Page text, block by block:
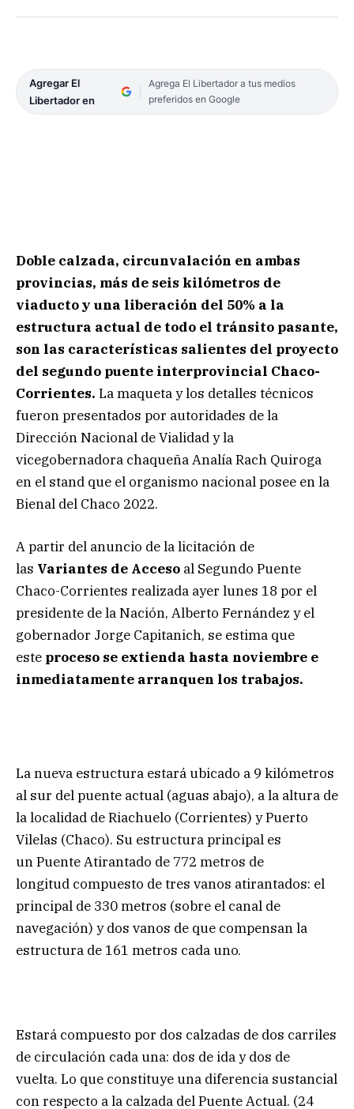
Agregar El
Libertador en
Agrega El Libertador a tus medios
preferidos en Google
Doble calzada, circunvalación en ambas
provincias, más de seis kilómetros de
viaducto y una liberación del 50% a la
estructura actual de todo el tránsito pasante,
son las características salientes del proyecto
del segundo puente interprovincial Chaco-
Corrientes. La maqueta y los detalles técnicos
fueron presentados por autoridades de la
Dirección Nacional de Vialidad y la
vicegobernadora chaqueña Analía Rach Quiroga
en el stand que el organismo nacional posee en la
Bienal del Chaco 2022.
A partir del anuncio de la licitación de
las Variantes de Acceso al Segundo Puente
Chaco-Corrientes realizada ayer lunes 18 por el
presidente de la Nación, Alberto Fernández y el
gobernador Jorge Capitanich, se estima que
este proceso se extienda hasta noviembre e
inmediatamente arranquen los trabajos.
La nueva estructura estará ubicado a 9 kilómetros
al sur del puente actual (aguas abajo), a la altura de
la localidad de Riachuelo (Corrientes) y Puerto
Vilelas (Chaco). Su estructura principal es
un Puente Atirantado de 772 metros de
longitud compuesto de tres vanos atirantados: el
principal de 330 metros (sobre el canal de
navegación) y dos vanos de que compensan la
estructura de 161 metros cada uno.
Estará compuesto por dos calzadas de dos carriles
de circulación cada una: dos de ida y dos de
vuelta. Lo que constituye una diferencia sustancial
con respecto a la calzada del Puente Actual. (24